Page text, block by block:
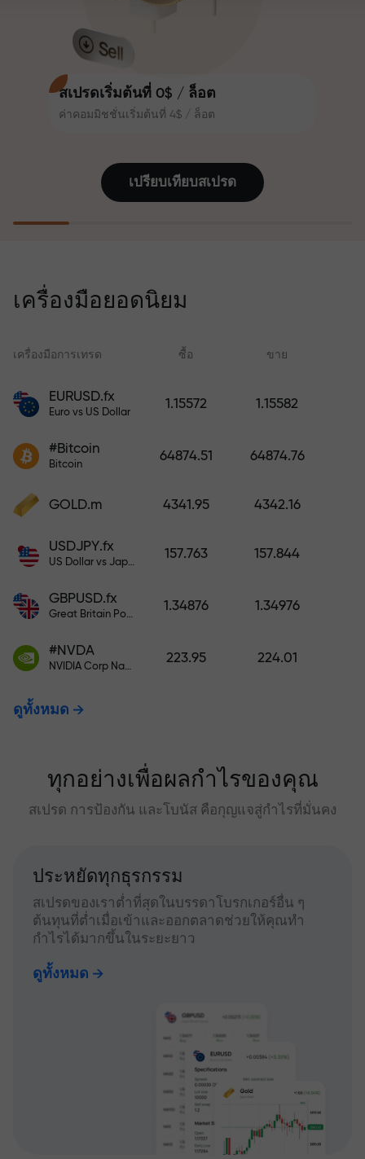
สเปรดเริ่มต้นที่ 0$ / ล็อต
ค่าคอมมิชชั่นเริ่มต้นที่ 4$ / ล็อต
ในการเทรดมีคุณค่าเดียวกัน Aleš
Loprais นำความมุ่งมั่นและวินัยเข้าสู่
โลกของการเทรด ในฐานะพันธมิตรที่
สร้างแรงบันดาลใจให้ลูกค้าบรรลุเป้า
หมายที่ทะเยอทะยาน
คนสามารถรับ iPhone, MacBook
หรือทริปในฝัน เพียงแค่ฝากเงิน
การขาดทุนและรับประกันกำไรเพิ่ม
ปกป้อง!
ผิด ยิ่งฝากมาก ตัวคูณยิ่งสูง
เปรียบเทียบสเปรด
เครื่องมือยอดนิยม
เครื่องมือการเทรด ซื้อ ขาย
EURUSD.fx
Euro vs US Dollar
1.15572 1.15582
#Bitcoin
Bitcoin
64874.51 64874.76
GOLD.m 4341.95 4342.16
USDJPY.fx
US Dollar vs Japanese Yen
157.763 157.844
GBPUSD.fx
Great Britain Pound vs US Dollar
1.34876 1.34976
#NVDA
NVIDIA Corp Nasdaq Stock Exchange (Nasdaq) USD
223.95 224.01
ดูทั้งหมด
ทุกอย่างเพื่อผลกำไรของคุณ
สเปรด การป้องกัน และโบนัส คือกุญแจสู่กำไรที่มั่นคง
ประหยัดทุกธุรกรรม
สเปรดของเราต่ำที่สุดในบรรดาโบรกเกอร์อื่น ๆ
ต้นทุนที่ต่ำเมื่อเข้าและออกตลาดช่วยให้คุณทำ
กำไรได้มากขึ้นในระยะยาว
ดูทั้งหมด